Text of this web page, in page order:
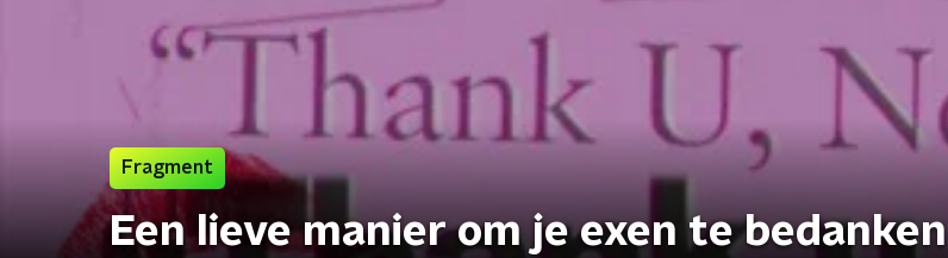
Fragment
Een lieve manier om je exen te bedanken